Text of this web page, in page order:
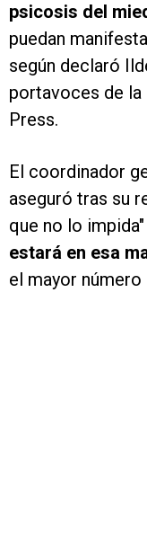
psicosis del
puedan
según declaró
portavoces de la
Press.
El coordinador
aseguró tras su
que no lo
estará en esa
el mayor